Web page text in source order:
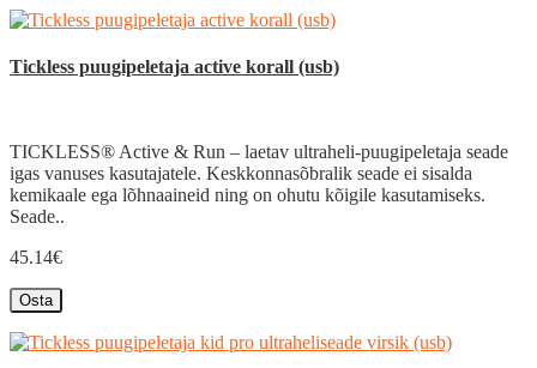
Tickless puugipeletaja active korall (usb)
TICKLESS® Active & Run – laetav ultraheli-puugipeletaja seade
igas vanuses kasutajatele. Keskkonnasõbralik seade ei sisalda
kemikaale ega lõhnaaineid ning on ohutu kõigile kasutamiseks.
Seade..
45.14€
Osta